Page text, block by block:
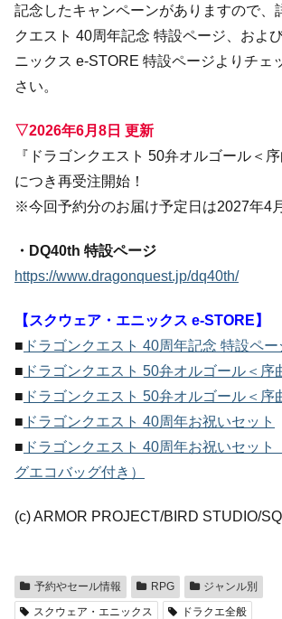
記念したキャンペーンがありますので、
クエスト 40周年記念 特設ページ、およ
ニックス e-STORE 特設ページよりチェ
さい。
▽2026年6月8日 更新
『ドラゴンクエスト 50弁オルゴール＜
につき再受注開始！
※今回予約分のお届け予定日は2027年4
・DQ40th 特設ページ
https://www.dragonquest.jp/dq40th/
【スクウェア・エニックス e-STORE】
■ ドラゴンクエスト 40周年記念 特設ペー
■ ドラゴンクエスト 50弁オルゴール＜序
■ ドラゴンクエスト 50弁オルゴール＜序
■ ドラゴンクエスト 40周年お祝いセット
■ ドラゴンクエスト 40周年お祝いセット
グエコバッグ付き）
(c) ARMOR PROJECT/BIRD STUDIO/
予約やセール情報 RPG
ジャンル別
スクウェア・エニックス
ドラクエ全般